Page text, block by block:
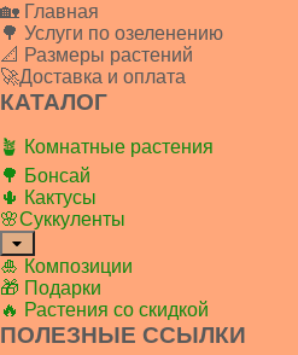
🏡 Главная
🌳 Услуги по озеленению
📐 Размеры растений
🚀Доставка и оплата
КАТАЛОГ
🪴 Комнатные растения
🌳 Бонсай
🌵 Кактусы
🌸Суккуленты
🎍 Композиции
🎁 Подарки
🔥 Растения со скидкой
ПОЛЕЗНЫЕ ССЫЛКИ